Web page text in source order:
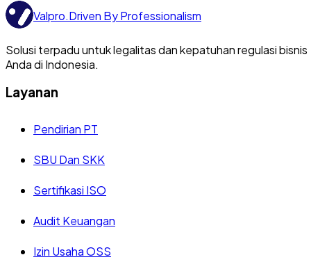
Valpro.Driven By Professionalism
Solusi terpadu untuk legalitas dan kepatuhan regulasi bisnis
Anda di Indonesia.
Layanan
Pendirian PT
SBU Dan SKK
Sertifikasi ISO
Audit Keuangan
Izin Usaha OSS